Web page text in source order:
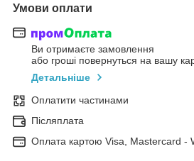
Умови оплати
Ви отримаєте замовлення
або гроші повернуться на вашу
Детальніше
Оплатити частинами
Післяплата
Оплата картою Visa, Mastercard -